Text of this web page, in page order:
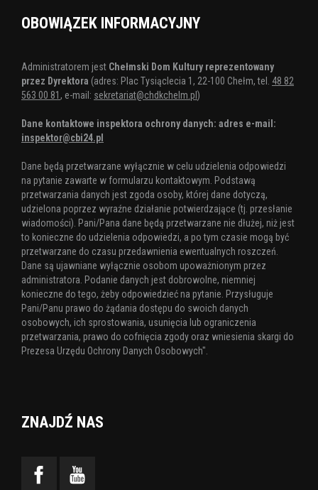
OBOWIĄZEK INFORMACYJNY
Administratorem jest Chełmski Dom Kultury reprezentowany
przez Dyrektora (adres: Plac Tysiąclecia 1, 22-100 Chełm, tel. 48 82
563 00 81 , e-mail: sekretariat@chdkchelm.pl )
Dane kontaktowe inspektora ochrony danych: adres e-mail:
inspektor@cbi24.pl
Dane będą przetwarzane wyłącznie w celu udzielenia odpowiedzi
na pytanie zawarte w formularzu kontaktowym. Podstawą
przetwarzania danych jest zgoda osoby, której dane dotyczą,
udzielona poprzez wyraźne działanie potwierdzające (tj. przesłanie
wiadomości). Pani/Pana dane będą przetwarzane nie dłużej, niż jest
to konieczne do udzielenia odpowiedzi, a po tym czasie mogą być
przetwarzane do czasu przedawnienia ewentualnych roszczeń.
Dane są ujawniane wyłącznie osobom upoważnionym przez
administratora. Podanie danych jest dobrowolne, niemniej
konieczne do tego, żeby odpowiedzieć na pytanie. Przysługuje
Pani/Panu prawo do żądania dostępu do swoich danych
osobowych, ich sprostowania, usunięcia lub ograniczenia
przetwarzania, prawo do cofnięcia zgody oraz wniesienia skargi do
Prezesa Urzędu Ochrony Danych Osobowych".
ZNAJDŹ NAS